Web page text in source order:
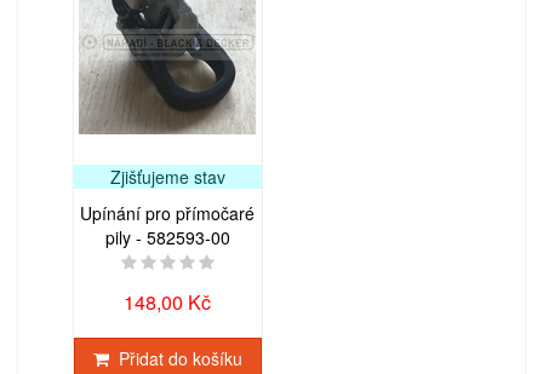
Zjišťujeme stav
Upínání pro přímočaré
pily - 582593-00
148,00 Kč
Přidat do košíku